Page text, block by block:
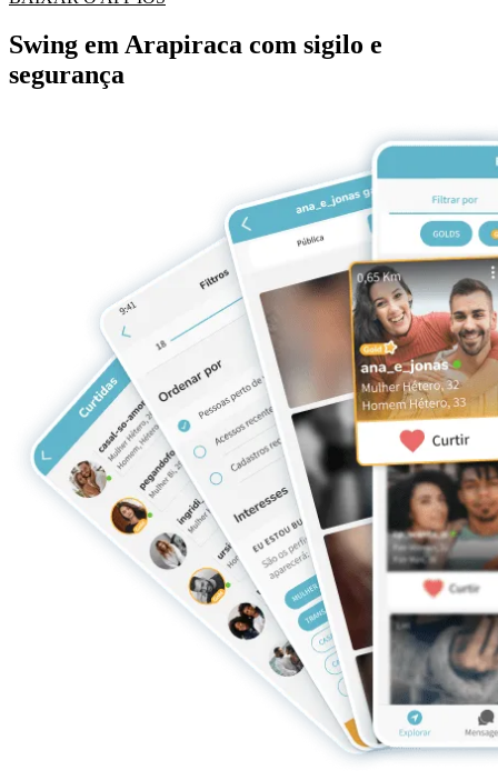
Swing em Arapiraca com sigilo e
segurança